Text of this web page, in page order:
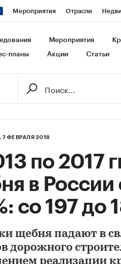
Мероприятия Отрасли
Франшизы Газета
Мероприятия
планы Акции Статьи
7 ФЕВРАЛЯ 2018
по 2017
в России
со 197 до
щебня падают в
дорожного